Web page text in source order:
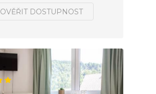
OVĚŘIT DOSTUPNOST